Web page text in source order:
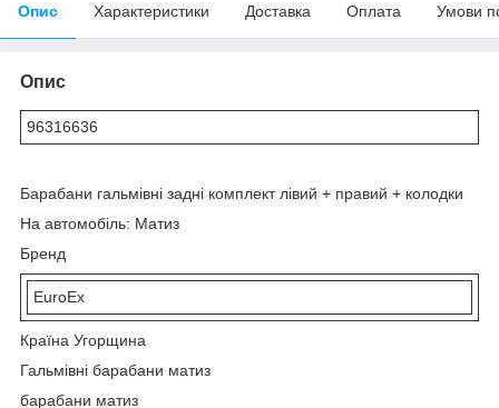
Опис Характеристики Доставка Оплата Умови
Опис
96316636
Барабани гальмівні задні комплект лівий + правий + колодки
На автомобіль: Матиз
Бренд
EuroEx
Країна Угорщина
Гальмівні барабани матиз
барабани матиз